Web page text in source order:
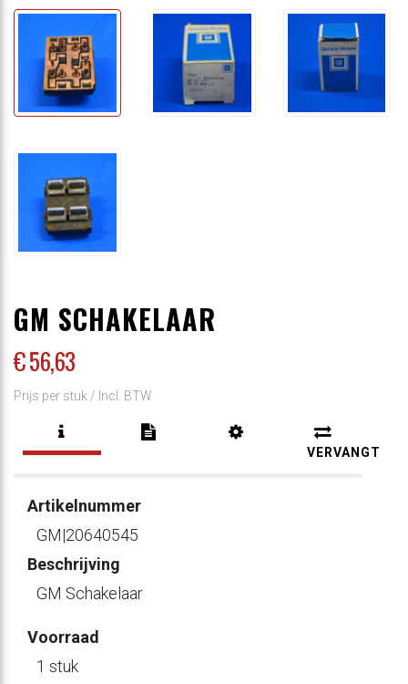
GM SCHAKELAAR
€ 56,63
Prijs per stuk / Incl. BTW
VERVANGT
Artikelnummer
GM|20640545
Beschrijving
GM Schakelaar
Voorraad
1 stuk